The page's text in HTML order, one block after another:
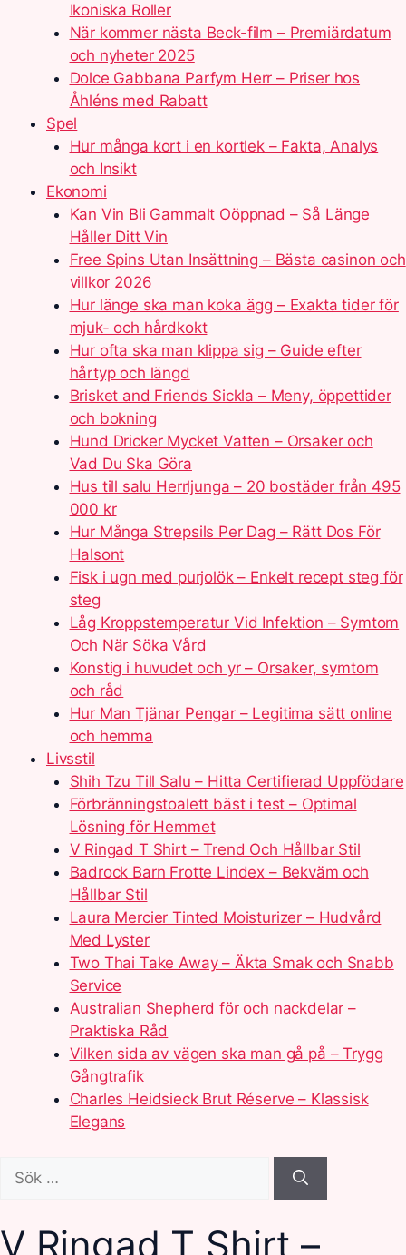
Ikoniska Roller
När kommer nästa Beck-film – Premiärdatum
och nyheter 2025
Dolce Gabbana Parfym Herr – Priser hos
Åhléns med Rabatt
Spel
Hur många kort i en kortlek – Fakta, Analys
och Insikt
Ekonomi
Kan Vin Bli Gammalt Oöppnad – Så Länge
Håller Ditt Vin
Free Spins Utan Insättning – Bästa casinon och
villkor 2026
Hur länge ska man koka ägg – Exakta tider för
mjuk- och hårdkokt
Hur ofta ska man klippa sig – Guide efter
hårtyp och längd
Brisket and Friends Sickla – Meny, öppettider
och bokning
Hund Dricker Mycket Vatten – Orsaker och
Vad Du Ska Göra
Hus till salu Herrljunga – 20 bostäder från 495
000 kr
Hur Många Strepsils Per Dag – Rätt Dos För
Halsont
Fisk i ugn med purjolök – Enkelt recept steg för
steg
Låg Kroppstemperatur Vid Infektion – Symtom
Och När Söka Vård
Konstig i huvudet och yr – Orsaker, symtom
och råd
Hur Man Tjänar Pengar – Legitima sätt online
och hemma
Livsstil
Shih Tzu Till Salu – Hitta Certifierad Uppfödare
Förbränningstoalett bäst i test – Optimal
Lösning för Hemmet
V Ringad T Shirt – Trend Och Hållbar Stil
Badrock Barn Frotte Lindex – Bekväm och
Hållbar Stil
Laura Mercier Tinted Moisturizer – Hudvård
Med Lyster
Two Thai Take Away – Äkta Smak och Snabb
Service
Australian Shepherd för och nackdelar –
Praktiska Råd
Vilken sida av vägen ska man gå på – Trygg
Gångtrafik
Charles Heidsieck Brut Réserve – Klassisk
Elegans
efter:
V Ringad T Shirt –